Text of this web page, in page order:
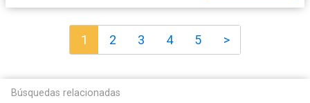
1 2 3 4 5 >
Búsquedas relacionadas